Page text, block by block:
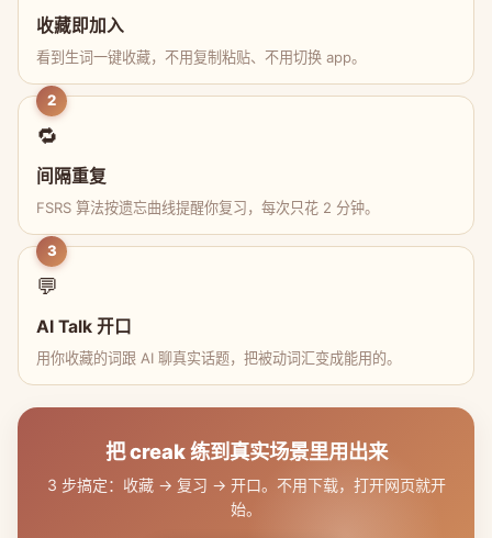
收藏即加入
看到生词一键收藏，不用复制粘贴、不用切换 app。
2
🔁
间隔重复
FSRS 算法按遗忘曲线提醒你复习，每次只花 2 分钟。
3
💬
AI Talk 开口
用你收藏的词跟 AI 聊真实话题，把被动词汇变成能用的。
把 creak 练到真实场景里用出来
3 步搞定：收藏 → 复习 → 开口。不用下载，打开网页就开
始。